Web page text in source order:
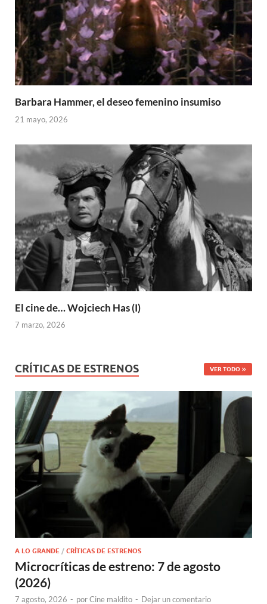
Barbara Hammer, el deseo femenino insumiso
21 mayo, 2026
El cine de… Wojciech Has (I)
7 marzo, 2026
CRÍTICAS DE ESTRENOS VER TODO
A LO GRANDE / CRÍTICAS DE ESTRENOS
Microcríticas de estreno: 7 de agosto
(2026)
7 agosto, 2026 - porCine maldito - Dejar un comentario